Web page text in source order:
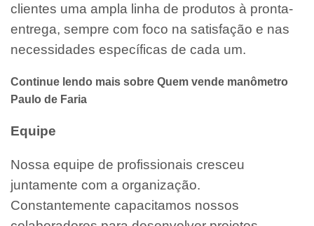
clientes uma ampla linha de produtos à pronta-
entrega, sempre com foco na satisfação e nas
necessidades específicas de cada um.
Continue lendo mais sobre Quem vende manômetro
Paulo de Faria
Equipe
Nossa equipe de profissionais cresceu
juntamente com a organização.
Constantemente capacitamos nossos